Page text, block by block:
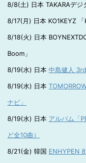
8/8(土) 日本 TAKARAデジ
8/17(月) 日本 KO1KEYZ
8/18(火) 日本
Boom」
8/19(水) 日本 中島健人
8/19(水) 日本
ナビ」
8/19(水) 日本 アルバム「
ど全10曲）
8/21(金) 韓国 ENHYPEN